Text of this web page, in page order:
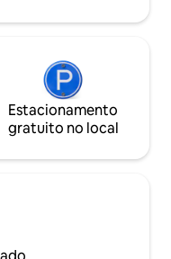
viajantes
Estacionamento
gratuito no local